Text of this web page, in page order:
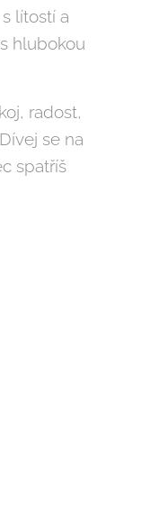
lítostí a
hlubokou
radost,
se na
spatříš